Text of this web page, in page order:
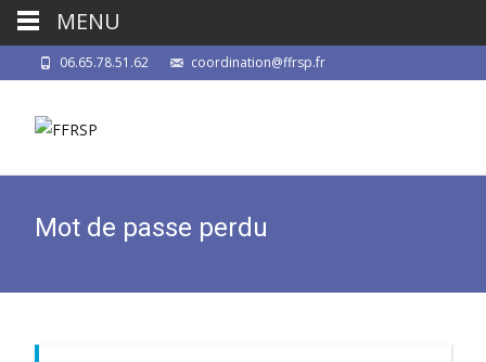
06.65.78.51.62 coordination@ffrsp.fr
Mot de passe perdu
MENU